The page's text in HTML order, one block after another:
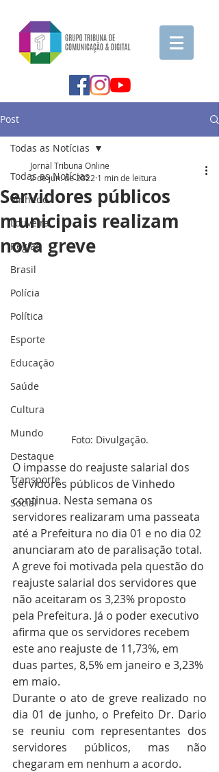
Post
Todas as Notícias
Vinhedo
Louveira
Região
Brasil
Polícia
Política
Esporte
Educação
Saúde
Cultura
Mundo
Destaque
Transporte
Social
Todas as Notícias
Servidores públicos
municipais realizam
nova greve
Jornal Tribuna Online
2 de jun. de 2022 1 min de leitura
Foto: Divulgação.
O impasse do reajuste salarial dos
servidores públicos de Vinhedo
continua. Nesta semana os
servidores realizaram uma passeata
até a Prefeitura no dia 01 e no dia 02
anunciaram ato de paralisação total.
A greve foi motivada pela questão do
reajuste salarial dos servidores que
não aceitaram os 3,23% proposto
pela Prefeitura. Já o poder executivo
afirma que os servidores recebem
este ano reajuste de 11,73%, em
duas partes, 8,5% em janeiro e 3,23%
em maio.
Durante o ato de greve realizado no
dia 01 de junho, o Prefeito Dr. Dario
se reuniu com representantes dos
servidores públicos, mas não
chegaram em nenhum a acordo.